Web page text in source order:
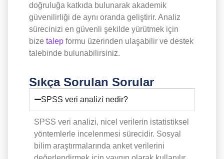
doğruluğa katkıda bulunarak akademik
güvenilirliği de aynı oranda geliştirir. Analiz
sürecinizi en güvenli şekilde yürütmek için
bize talep formu üzerinden ulaşabilir ve destek
talebinde bulunabilirsiniz.
Sıkça Sorulan Sorular
SPSS veri analizi nedir?
SPSS veri analizi, nicel verilerin istatistiksel
yöntemlerle incelenmesi sürecidir. Sosyal
bilim araştırmalarında anket verilerini